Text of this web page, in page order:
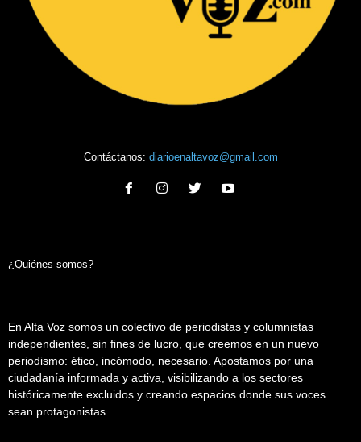
Contáctanos: diarioenaltavoz@gmail.com
¿Quiénes somos?
En Alta Voz somos un colectivo de periodistas y columnistas
independientes, sin fines de lucro, que creemos en un nuevo
periodismo: ético, incómodo, necesario. Apostamos por una
ciudadanía informada y activa, visibilizando a los sectores
históricamente excluidos y creando espacios donde sus voces
sean protagonistas.